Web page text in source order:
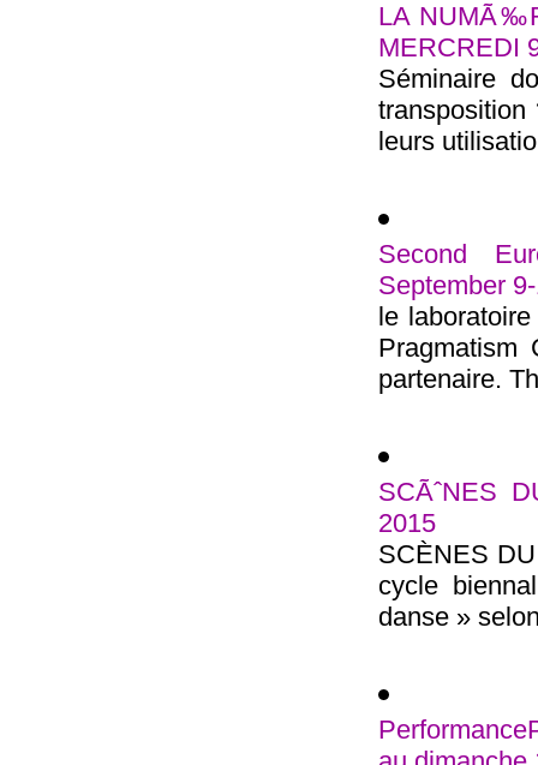
LA
MERCREDI
Séminaire
transposition
leurs
Second
September
le
Pragmatism
partenaire.
SCÃˆNES
2015
SCÈNES
cycle
danse »